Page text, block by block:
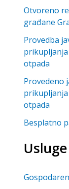
Otvoreno
građane
Provedba
otpada
Provedeno
otpada
Besplatno
Usluge